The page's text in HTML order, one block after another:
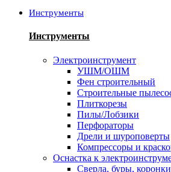
Инструменты
Инструменты
Электроинструмент
УШМ/ОШМ
Фен строительный
Строительные
Плиткорезы
Пилы/Лобзики
Перфораторы
Дрели и шуроповерты
Компрессоры и
Оснастка к
Сверла, буры,